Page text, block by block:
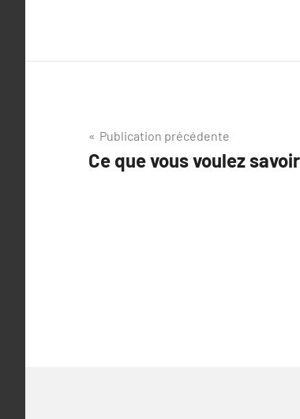
Navigation
de
Publication précédente
Ce que vous voulez